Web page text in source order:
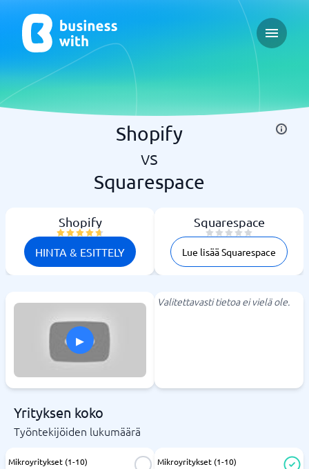
Open
Shopify
vs
Squarespace
Shopify
HINTA & ESITTELY
Squarespace
Lue lisää Squarespace
▸
Valitettavasti tietoa ei vielä ole.
Yrityksen koko
Työntekijöiden lukumäärä
Mikroyritykset (1-10) Mikroyritykset (1-10)